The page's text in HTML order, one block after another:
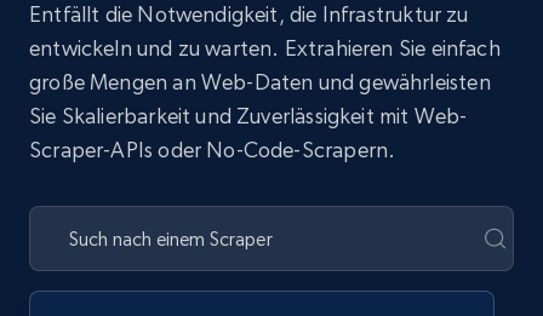
Entfällt die Notwendigkeit, die Infrastruktur zu
entwickeln und zu warten. Extrahieren Sie einfach
große Mengen an Web-Daten und gewährleisten
Sie Skalierbarkeit und Zuverlässigkeit mit Web-
Scraper-APIs oder No-Code-Scrapern.